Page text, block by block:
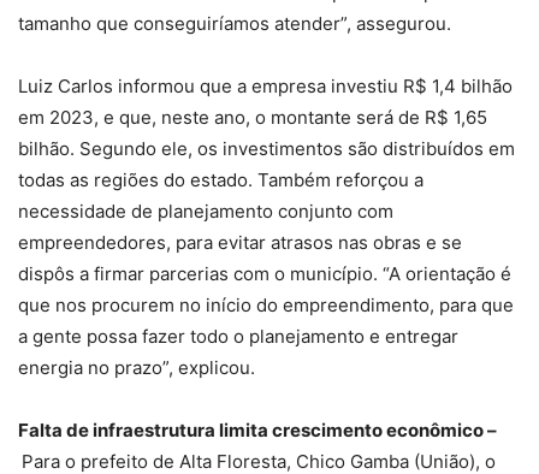
tamanho que conseguiríamos atender”, assegurou.
Luiz Carlos informou que a empresa investiu R$ 1,4 bilhão
em 2023, e que, neste ano, o montante será de R$ 1,65
bilhão. Segundo ele, os investimentos são distribuídos em
todas as regiões do estado. Também reforçou a
necessidade de planejamento conjunto com
empreendedores, para evitar atrasos nas obras e se
dispôs a firmar parcerias com o município. “A orientação é
que nos procurem no início do empreendimento, para que
a gente possa fazer todo o planejamento e entregar
energia no prazo”, explicou.
Falta de infraestrutura limita crescimento econômico –
Para o prefeito de Alta Floresta, Chico Gamba (União), o